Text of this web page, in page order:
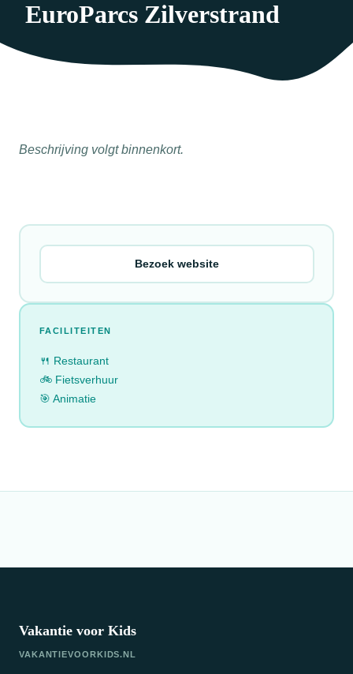
EuroParcs Zilverstrand
Beschrijving volgt binnenkort.
Bezoek website
FACILITEITEN
🍴 Restaurant
🚲 Fietsverhuur
🎯 Animatie
Vakantie voor Kids
VAKANTIEVOORKIDS.NL